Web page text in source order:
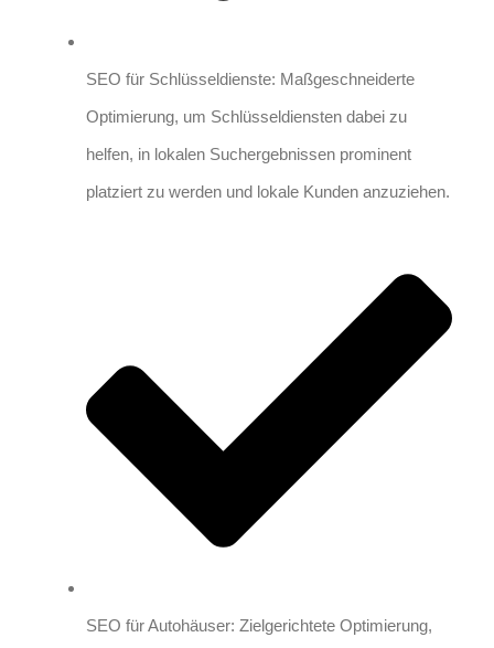
SEO für Schlüsseldienste: Maßgeschneiderte
Optimierung, um Schlüsseldiensten dabei zu
helfen, in lokalen Suchergebnissen prominent
platziert zu werden und lokale Kunden anzuziehen.
SEO für Autohäuser: Zielgerichtete Optimierung,